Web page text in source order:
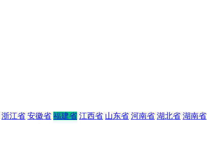
浙江省 安徽省 福建省 江西省 山东省 河南省 湖北省 湖南省